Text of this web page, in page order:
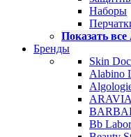
Наборы
Показать
Бренды
Skin
Alabino
ARAVIA
Bb